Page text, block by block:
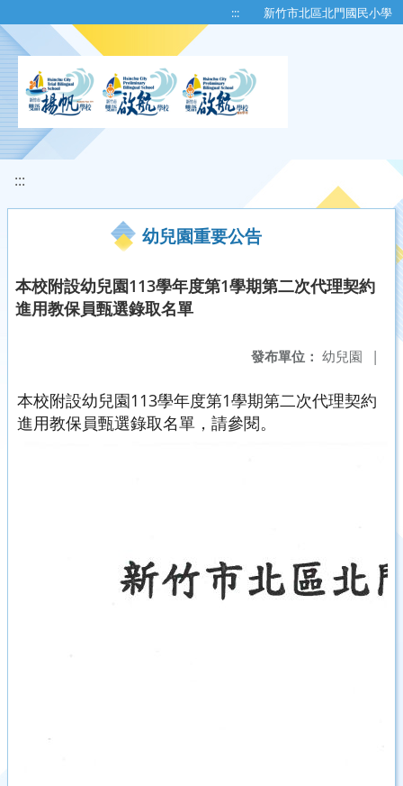
::: 新竹市北區北門國民小學
:::
幼兒園重要公告
本校附設幼兒園113學年度第1學期第二次代理契約
進用教保員甄選錄取名單
發布單位： 幼兒園 |
本校附設幼兒園113學年度第1學期第二次代理契約
進用教保員甄選錄取名單，請參閱。